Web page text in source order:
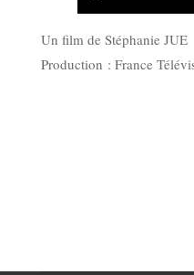
Un film de Stéphanie JUE
Production : France